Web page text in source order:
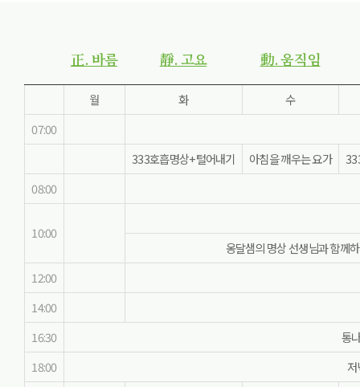
正. 바름 靜. 고요 動. 움직임
월 화
수
07:00
333호흡명상+털어내기
아침을 깨우는 요가
08:00
10:00
옹달샘의 명상 선생님과 함께
12:00
14:00
16:30
통
18:00